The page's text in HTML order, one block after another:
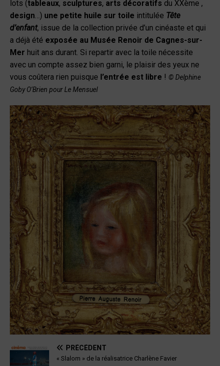
lots (tableaux, sculptures, arts décoratifs du XXème ,
design…) une petite huile sur toile intitulée Tête
d’enfant, issue de la collection privée d’un cinéaste et qui
a déjà été exposée au Musée Renoir de Cagnes-sur-
Mer huit ans durant. Si repartir avec la toile nécessite
avec un compte assez bien garni, le plaisir des yeux ne
vous coûtera rien puisque l’entrée est libre ! © Delphine
Goby O’Brien pour Le Mensuel
PRÉCÉDENT
« Slalom » de la réalisatrice Charlène Favier